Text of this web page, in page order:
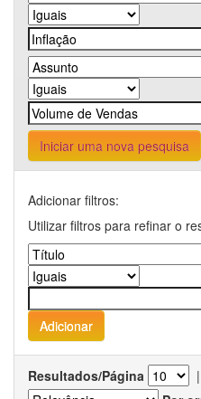
Iniciar uma nova pesquisa
Adicionar filtros:
Utilizar filtros para refinar o
Resultados/Página |